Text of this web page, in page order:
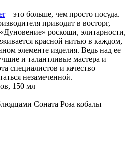
– это больше, чем просто посуда.
приводит в восторг,
роскоши, элитарности,
красной нитью в каждом,
элементе изделия. Ведь над ее
и талантливые мастера и
специалистов и качество
незамеченной.
150 мл
Соната Роза кобальт